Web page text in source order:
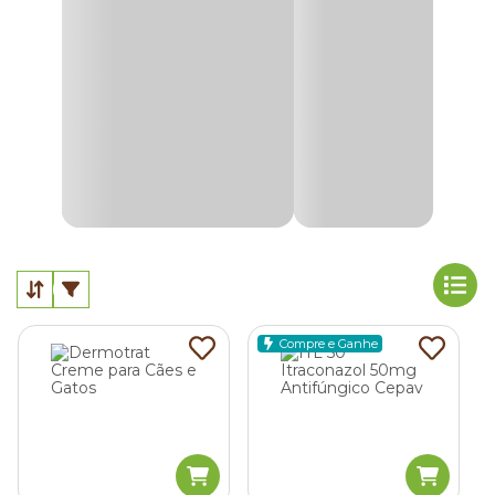
inflamações, vermelhidão, coceiras e outros sintomas
Ela pode ser causada por diversos fatores, como uma
picada de pulga, por exemplo, e também tem vários
tratamentos, sendo o remédio para dermatite de gato, o
mais eficiente deles.
Quando um gatinho está com dermatite, ele costuma
Compre e Ganhe